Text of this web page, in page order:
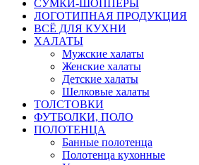
СУМКИ-ШОППЕРЫ
ЛОГОТИПНАЯ ПРОДУКЦИЯ
ВСЁ ДЛЯ КУХНИ
ХАЛАТЫ
Мужские халаты
Женские халаты
Детские халаты
Шелковые халаты
ТОЛСТОВКИ
ФУТБОЛКИ, ПОЛО
ПОЛОТЕНЦА
Банные полотенца
Полотенца кухонные